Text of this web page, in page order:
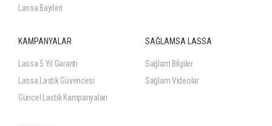
Lassa Bayileri
KAMPANYALAR
Lassa 5 Yıl Garanti
Lassa Lastik Güvencesi
Güncel Lastik Kampanyaları
SAĞLAMSA LASSA
Sağlam Bilgiler
Sağlam Videolar